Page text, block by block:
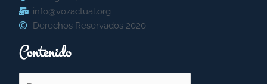
info@vozactual.org
Derechos Reservados 2020
Contenido